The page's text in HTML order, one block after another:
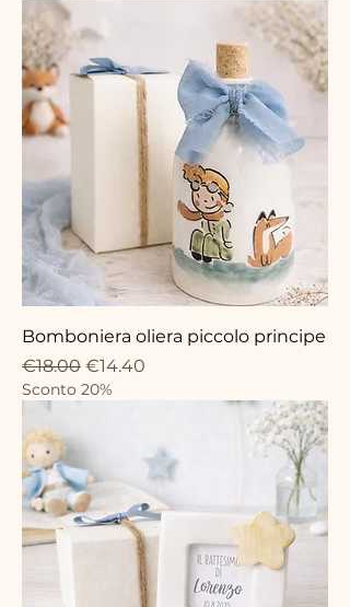
Bomboniera oliera piccolo principe
Regular Price
€18.00 Sale Price
€14.40
Sconto 20%